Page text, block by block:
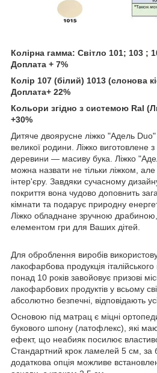
Колірна гамма: Світло 101; 103 ;
Доплата + 7%
Колір 107 (білий) 1013 (слонова
Доплата+ 22%
Кольори згідно з системою Ral
+30%
Дитяче двоярусне ліжко "Адель
великої родини. Ліжко виготовлене з
деревини — масиву бука. Ліжко
можна назвати не тільки ліжком,
інтер'єру. Завдяки сучасному
покриття вона чудово доповнить
кімнати та подарує природну
Ліжко обладнане зручною
елементом гри для Ваших дітей.
Для оброблення виробів
лакофарбова продукція
понад 10 років завойовує призові
лакофарбових продуктів у всьому
абсолютно безпечні, відповідають
Основою під матрац є міцні
букового шпону (латофлекс), які
ефект, що неабияк посилює
Стандартний крок ламелей 5 см, за
додаткова опція можливе